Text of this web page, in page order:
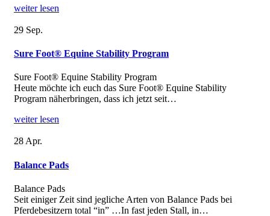
weiter lesen
29 Sep.
Sure Foot® Equine Stability Program
Sure Foot® Equine Stability Program
Heute möchte ich euch das Sure Foot® Equine Stability
Program näherbringen, dass ich jetzt seit…
weiter lesen
28Apr.
Balance Pads
Balance Pads
Seit einiger Zeit sind jegliche Arten von Balance Pads bei
Pferdebesitzern total “in” …In fast jeden Stall, in…